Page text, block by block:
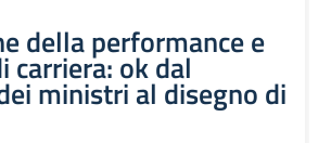
della performance e
carriera: ok dal
ministri al disegno di